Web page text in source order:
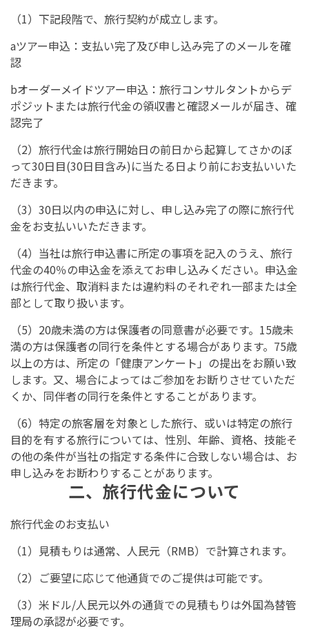
（1）下記段階で、旅行契約が成立します。
aツアー申込：支払い完了及び申し込み完了のメールを確
認
bオーダーメイドツアー申込：旅行コンサルタントからデ
ポジットまたは旅行代金の領収書と確認メールが届き、確
認完了
（2）旅行代金は旅行開始日の前日から起算してさかのぼ
って30日目(30日目含み)に当たる日より前にお支払いいた
だきます。
（3）30日以内の申込に対し、申し込み完了の際に旅行代
金をお支払いいただきます。
（4）当社は旅行申込書に所定の事項を記入のうえ、旅行
代金の40％の申込金を添えてお申し込みください。申込金
は旅行代金、取消料または違約料のそれぞれ一部または全
部として取り扱います。
（5）20歳未満の方は保護者の同意書が必要です。15歳未
満の方は保護者の同行を条件とする場合があります。75歳
以上の方は、所定の「健康アンケート」の提出をお願い致
します。又、場合によってはご参加をお断りさせていただ
くか、同伴者の同行を条件とすることがあります。
（6）特定の旅客層を対象とした旅行、或いは特定の旅行
目的を有する旅行については、性別、年齢、資格、技能そ
の他の条件が当社の指定する条件に合致しない場合は、お
申し込みをお断わりすることがあります。
二、旅行代金について
旅行代金のお支払い
（1）見積もりは通常、人民元（RMB）で計算されます。
（2）ご要望に応じて他通貨でのご提供は可能です。
（3）米ドル/人民元以外の通貨での見積もりは外国為替管
理局の承認が必要です。